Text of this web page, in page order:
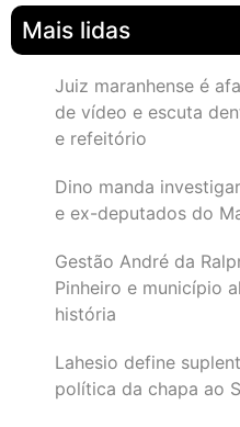
Mais lidas
Juiz maranhense é
de vídeo e escuta
e refeitório
Dino manda
e ex-deputados do
Gestão André da
Pinheiro e município
história
Lahesio define
política da chapa ao